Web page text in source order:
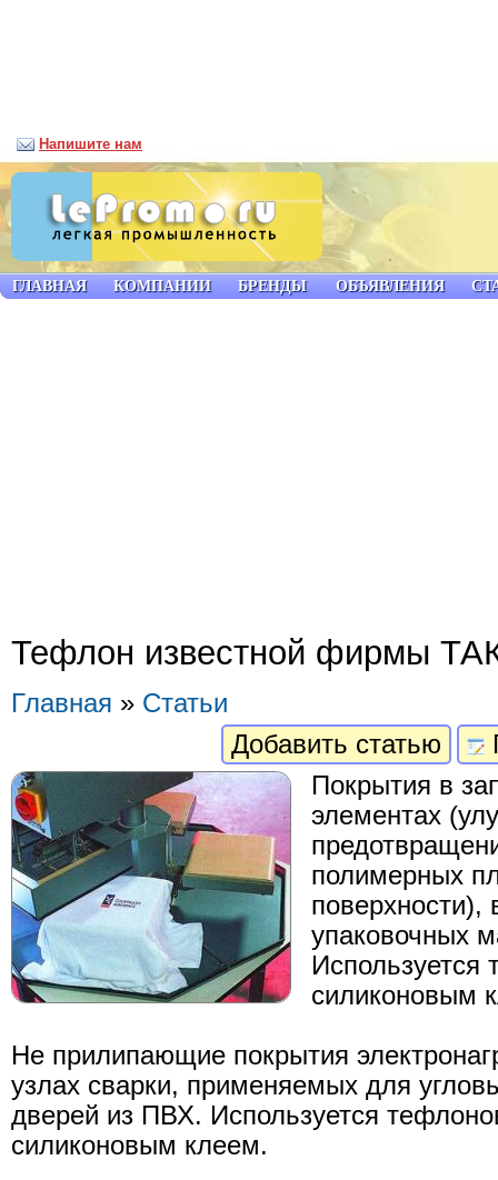
Тефлон известной фирмы
Главная » Статьи
Добавить статью
Покрытия в
элементах
полимерных
поверхности),
упаковочных
Используется
силиконовым
Не прилипающие покрытия
узлах сварки, применяемых для
дверей из ПВХ. Используется
силиконовым клеем.
ГЛАВНАЯ КОМПАНИИ БРЕНДЫ ОБЪЯВЛЕНИЯ
Напишите нам